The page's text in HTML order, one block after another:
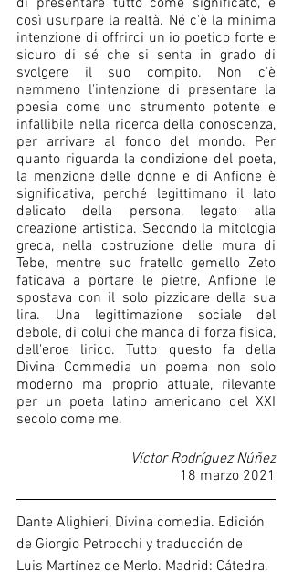
così usurpare la realtà. Né c'è la minima
intenzione di offrirci un io poetico forte e
sicuro di sé che si senta in grado di
svolgere il suo compito. Non c'è
nemmeno l'intenzione di presentare la
poesia come uno strumento potente e
infallibile nella ricerca della conoscenza,
per arrivare al fondo del mondo. Per
quanto riguarda la condizione del poeta,
la menzione delle donne e di Anfione è
significativa, perché legittimano il lato
delicato della persona, legato alla
creazione artistica. Secondo la mitologia
greca, nella costruzione delle mura di
Tebe, mentre suo fratello gemello Zeto
faticava a portare le pietre, Anfione le
spostava con il solo pizzicare della sua
lira. Una legittimazione sociale del
debole, di colui che manca di forza fisica,
dell'eroe lirico. Tutto questo fa della
Divina Commedia un poema non solo
moderno ma proprio attuale, rilevante
per un poeta latino americano del XXI
secolo come me.
Víctor Rodríguez Núñez
18 marzo 2021
Dante Alighieri, Divina comedia. Edición
de Giorgio Petrocchi y traducción de
Luis Martínez de Merlo. Madrid: Cátedra,